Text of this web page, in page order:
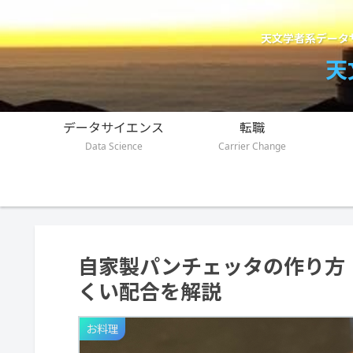
天文学者系デー
データサイエンス
Data Science
転職
Carrier Change
自家製パンチェッタの作り
くい配合を解説
お料理